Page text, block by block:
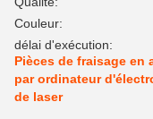
Couleur:
délai d'exécution:
Pièces de fraisage en
par ordinateur
de laser